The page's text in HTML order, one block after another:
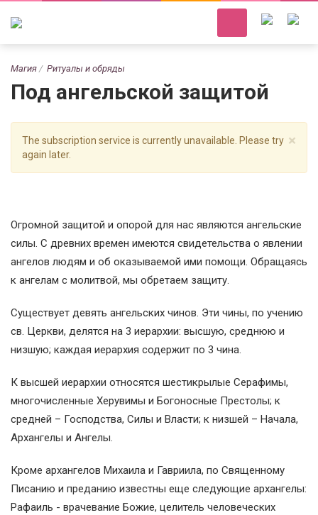
Магия Ритуалы и обряды
Под ангельской защитой
×
The subscription service is currently unavailable. Please try
again later.
Огромной защитой и опорой для нас являются ангельские
силы. С древних времен имеются свидетельства о явлении
ангелов людям и об оказываемой ими помощи. Обращаясь
к ангелам с молитвой, мы обретаем защиту.
Существует девять ангельских чинов. Эти чины, по учению
св. Церкви, делятся на 3 иерархии: высшую, среднюю и
низшую; каждая иерархия содержит по 3 чина.
К высшей иерархии относятся шестикрылые Серафимы,
многочисленные Херувимы и Богоносные Престолы; к
средней – Господства, Силы и Власти; к низшей – Начала,
Архангелы и Ангелы.
Кроме архангелов Михаила и Гавриила, по Священному
Писанию и преданию известны еще следующие архангелы:
Рафаиль - врачевание Божие, целитель человеческих